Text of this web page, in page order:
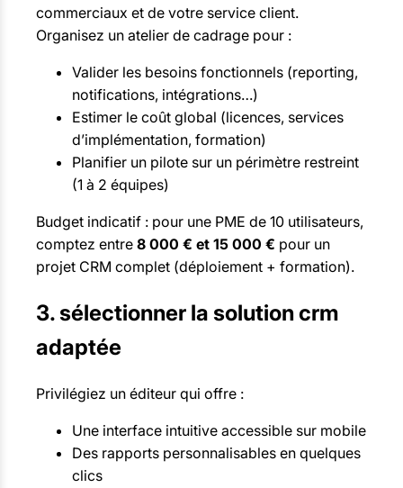
commerciaux et de votre service client.
Organisez un atelier de cadrage pour :
Valider les besoins fonctionnels (reporting,
notifications, intégrations…)
Estimer le coût global (licences, services
d’implémentation, formation)
Planifier un pilote sur un périmètre restreint
(1 à 2 équipes)
Budget indicatif : pour une PME de 10 utilisateurs,
comptez entre 8 000 € et 15 000 € pour un
projet CRM complet (déploiement + formation).
3. sélectionner la solution crm
adaptée
Privilégiez un éditeur qui offre :
Une interface intuitive accessible sur mobile
Des rapports personnalisables en quelques
clics